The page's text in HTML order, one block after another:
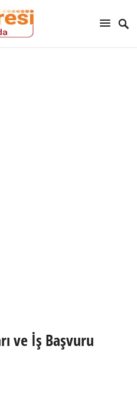
ve İş Başvuru